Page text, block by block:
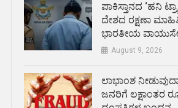
ಪಾಕಿಸ್ತಾನದ ‘ಹನಿ
ದೇಶದ ರಕ್ಷಣಾ
ಭಾರತೀಯ
August 9, 2026
ಲಾಭಾಂಶ
ಜನರಿಗೆ ಲಕ್ಷಾಂತರ